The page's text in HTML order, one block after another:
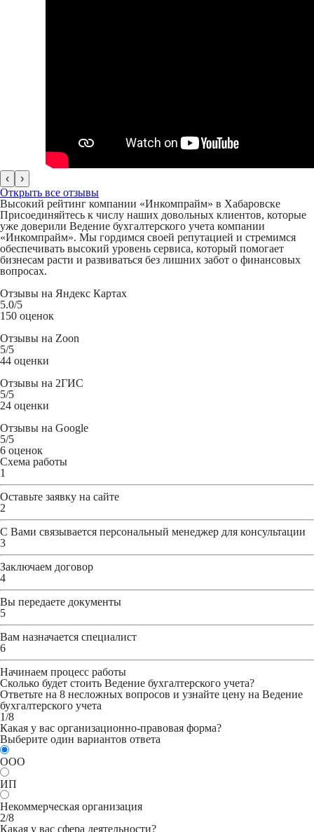
‹
›
Открыть все отзывы
Высокий рейтинг компании «Инкомпрайм» в Хабаровске
Присоединяйтесь к числу наших довольных клиентов, которые
уже доверили Ведение бухгалтерского учета компании
«Инкомпрайм». Мы гордимся своей репутацией и стремимся
обеспечивать высокий уровень сервиса, который помогает
бизнесам расти и развиваться без лишних забот о финансовых
вопросах.
Отзывы на Яндекс Картах
5.0/5
150 оценок
Отзывы на Zoon
5/5
44 оценки
Отзывы на 2ГИС
5/5
24 оценки
Отзывы на Google
5/5
6 оценок
Схема работы
1
Оставьте заявку на сайте
2
С Вами связывается персональный менеджер для консультации
3
Заключаем договор
4
Вы передаете документы
5
Вам назначается специалист
6
Начинаем процесс работы
Сколько будет стоить Ведение бухгалтерского учета?
Ответьте на 8 несложных вопросов и узнайте цену на Ведение
бухгалтерского учета
1/8
Какая у вас организационно-правовая форма?
Выберите один вариантов ответа
ООО
ИП
Некоммерческая организация
2/8
Какая у вас сфера деятельности?